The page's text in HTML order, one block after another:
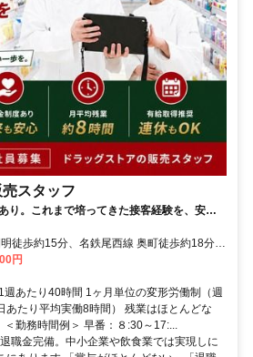
売スタッフ
り。これまで培ってきた接客経験を、安定
徒歩約15分、名鉄尾西線 奥町徒歩約18分、
線 石刀徒歩約17分
円
あたり40時間 1ヶ月単位の変形労働制（週
あたり平均実働8時間） 残業はほとんどな
勤務時間例＞ 早番：８:30～17:...
職金完備。中小企業や飲食業では実現しに